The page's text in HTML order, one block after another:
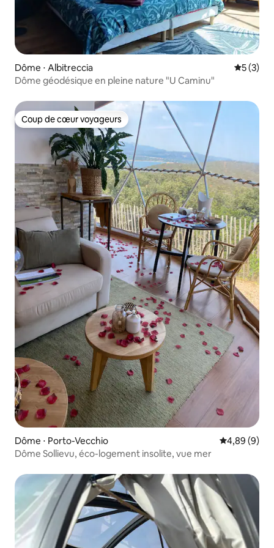
Dôme ⋅ Albitreccia
5 (3)
Dôme géodésique en pleine nature "U Caminu"
Coup de cœur voyageurs
Coup de cœur voyageurs
Dôme ⋅ Porto-Vecchio Évaluation
4,89 (9)
Dôme Sollievu, éco-logement insolite, vue mer